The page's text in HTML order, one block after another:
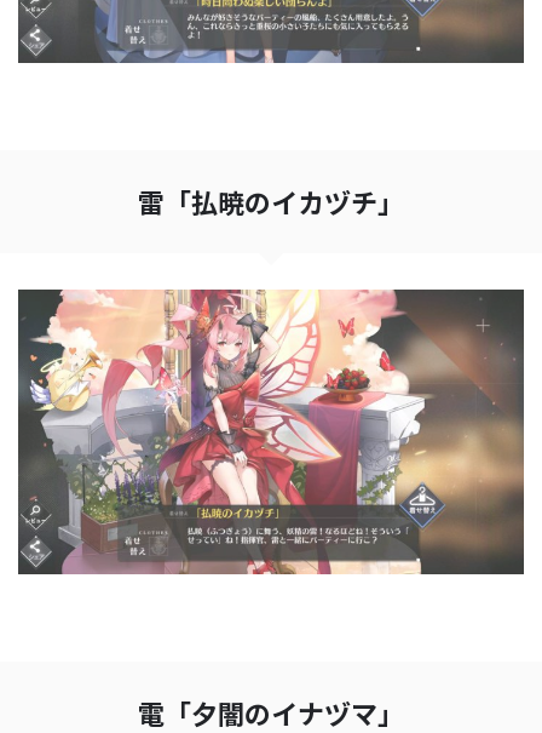
雷「払暁のイカヅチ」
電「夕闇のイナヅマ」